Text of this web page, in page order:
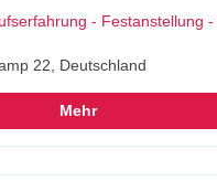
- Festanstellung -
22, Deutschland
Mehr